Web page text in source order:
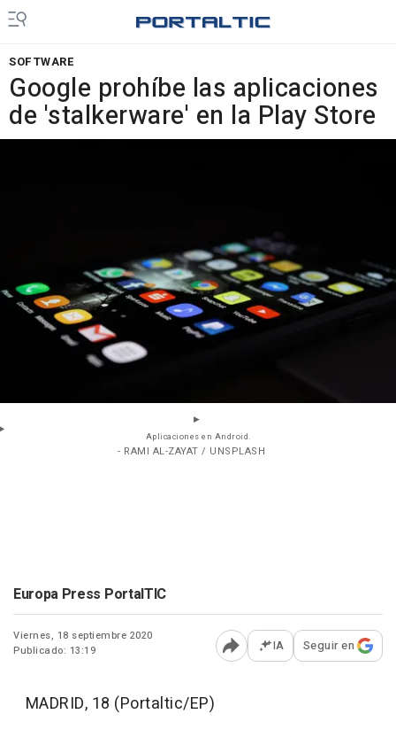
SOFTWARE
Google prohíbe las aplicaciones
de 'stalkerware' en la Play Store
Aplicaciones en Android.
- RAMI AL-ZAYAT / UNSPLASH
Europa Press PortalTIC
Viernes, 18 septiembre 2020
Publicado: 13:19
Abrir opciones para
IA Seguir en
MADRID, 18 (Portaltic/EP)